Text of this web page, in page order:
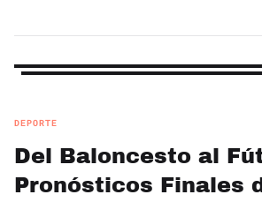
DEPORTE
Del Baloncesto al
Pronósticos Finales